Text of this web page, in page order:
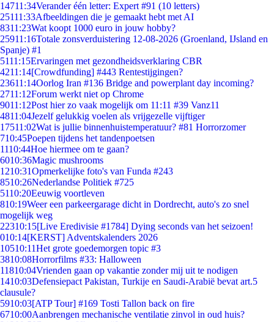
14711:34Verander één letter: Expert #91 (10 letters)
25111:33Afbeeldingen die je gemaakt hebt met AI
8311:23Wat koopt 1000 euro in jouw hobby?
25911:16Totale zonsverduistering 12-08-2026 (Groenland, IJsland en
Spanje) #1
5111:15Ervaringen met gezondheidsverklaring CBR
4211:14[Crowdfunding] #443 Rentestijgingen?
23611:14Oorlog Iran #136 Bridge and powerplant day incoming?
2711:12Forum werkt niet op Chrome
9011:12Post hier zo vaak mogelijk om 11:11 #39 Vanz11
4811:04Jezelf gelukkig voelen als vrijgezelle vijftiger
17511:02Wat is jullie binnenhuistemperatuur? #81 Horrorzomer
710:45Poepen tijdens het tandenpoetsen
1110:44Hoe hiermee om te gaan?
6010:36Magic mushrooms
1210:31Opmerkelijke foto's van Funda #243
8510:26Nederlandse Politiek #725
5110:20Eeuwig voortleven
810:19Weer een parkeergarage dicht in Dordrecht, auto's zo snel
mogelijk weg
22310:15[Live Eredivisie #1784] Dying seconds van het seizoen!
010:14[KERST] Adventskalenders 2026
10510:11Het grote goedemorgen topic #3
3810:08Horrorfilms #33: Halloween
11810:04Vrienden gaan op vakantie zonder mij uit te nodigen
1410:03Defensiepact Pakistan, Turkije en Saudi-Arabië bevat art.5
clausule?
5910:03[ATP Tour] #169 Tosti Tallon back on fire
6710:00Aanbrengen mechanische ventilatie zinvol in oud huis?